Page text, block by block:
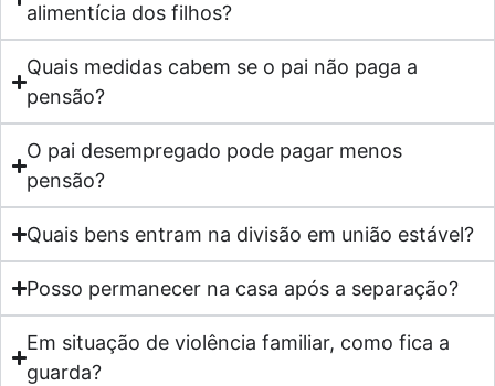
alimentícia dos filhos?
Quais medidas cabem se o pai não paga a
pensão?
O pai desempregado pode pagar menos
pensão?
Quais bens entram na divisão em união estável?
Posso permanecer na casa após a separação?
Em situação de violência familiar, como fica a
guarda?